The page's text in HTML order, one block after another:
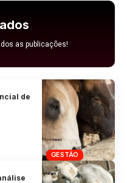
as publicações!
GESTÃO
de